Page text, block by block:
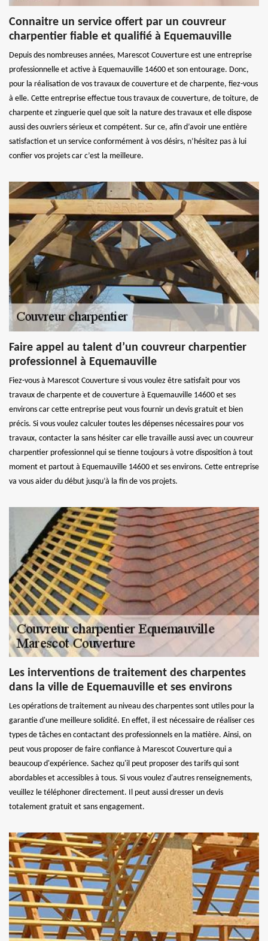
Connaitre un service offert par un couvreur
charpentier fiable et qualifié à Equemauville
Depuis des nombreuses années, Marescot Couverture est une entreprise
professionnelle et active à Equemauville 14600 et son entourage. Donc,
pour la réalisation de vos travaux de couverture et de charpente, fiez-vous
à elle. Cette entreprise effectue tous travaux de couverture, de toiture, de
charpente et zinguerie quel que soit la nature des travaux et elle dispose
aussi des ouvriers sérieux et compétent. Sur ce, afin d’avoir une entière
satisfaction et un service conformément à vos désirs, n’hésitez pas à lui
confier vos projets car c’est la meilleure.
Faire appel au talent d’un couvreur charpentier
professionnel à Equemauville
Fiez-vous à Marescot Couverture si vous voulez être satisfait pour vos
travaux de charpente et de couverture à Equemauville 14600 et ses
environs car cette entreprise peut vous fournir un devis gratuit et bien
précis. Si vous voulez calculer toutes les dépenses nécessaires pour vos
travaux, contacter la sans hésiter car elle travaille aussi avec un couvreur
charpentier professionnel qui se tienne toujours à votre disposition à tout
moment et partout à Equemauville 14600 et ses environs. Cette entreprise
va vous aider du début jusqu’à la fin de vos projets.
Les interventions de traitement des charpentes
dans la ville de Equemauville et ses environs
Les opérations de traitement au niveau des charpentes sont utiles pour la
garantie d'une meilleure solidité. En effet, il est nécessaire de réaliser ces
types de tâches en contactant des professionnels en la matière. Ainsi, on
peut vous proposer de faire confiance à Marescot Couverture qui a
beaucoup d'expérience. Sachez qu'il peut proposer des tarifs qui sont
abordables et accessibles à tous. Si vous voulez d'autres renseignements,
veuillez le téléphoner directement. Il peut aussi dresser un devis
totalement gratuit et sans engagement.